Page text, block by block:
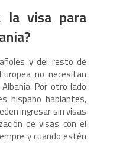
la visa para
y del resto de
no necesitan
Por otro lado
hispano hablantes,
ingresar sin visas
de visas con el
y cuando estén